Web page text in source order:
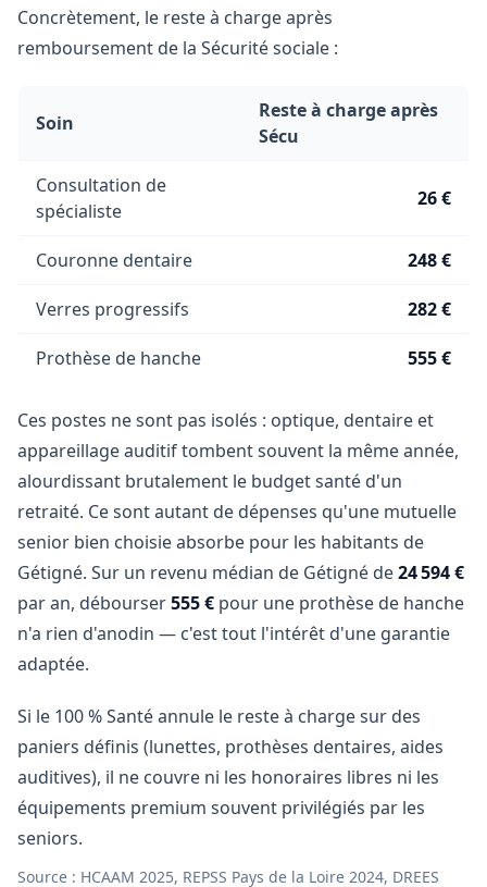
Concrètement, le reste à charge après
remboursement de la Sécurité sociale :
Soin
Reste à charge après
Sécu
Consultation de
spécialiste
26 €
Couronne dentaire 248 €
Verres progressifs 282 €
Prothèse de hanche 555 €
Ces postes ne sont pas isolés : optique, dentaire et
appareillage auditif tombent souvent la même année,
alourdissant brutalement le budget santé d'un
retraité. Ce sont autant de dépenses qu'une mutuelle
senior bien choisie absorbe pour les habitants de
Gétigné. Sur un revenu médian de Gétigné de24 594 €
par an, débourser555 € pour une prothèse de hanche
n'a rien d'anodin — c'est tout l'intérêt d'une garantie
adaptée.
Si le 100 % Santé annule le reste à charge sur des
paniers définis (lunettes, prothèses dentaires, aides
auditives), il ne couvre ni les honoraires libres ni les
équipements premium souvent privilégiés par les
seniors.
Source : HCAAM 2025, REPSS Pays de la Loire 2024, DREES